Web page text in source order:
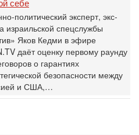
себе
политический эксперт, экс-
израильской спецслужбы
Яков Кедми в эфире
даёт оценку первому раунду
о гарантиях
безопасности между
и США,…